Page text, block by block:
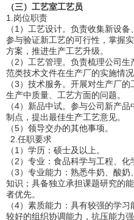
（三）工艺室工艺员
1.岗位职责
（1）工艺设计。负责收集新设
参与验证新工艺的可行性，掌握
方案，推进生产工艺升级。
（2）工艺管理。负责梳理公司
范类技术文件在生产厂的实施情况
（3）技术服务。开展对生产厂
生产中质量、工艺方面的问题。
（4）新品中试。参与公司新产
制点，提出最佳生产工艺意见。
（5）领导交办的其他事项。
2.任职要求
（1）学历：硕士及以上。
（2）专业：食品科学与工程、化
（3）专业能力：熟悉牛奶、酸
知识；具备独立承担课题研究的
者优先。
（4）素质能力：具有较强的学
较好的组织协调能力，抗压能力